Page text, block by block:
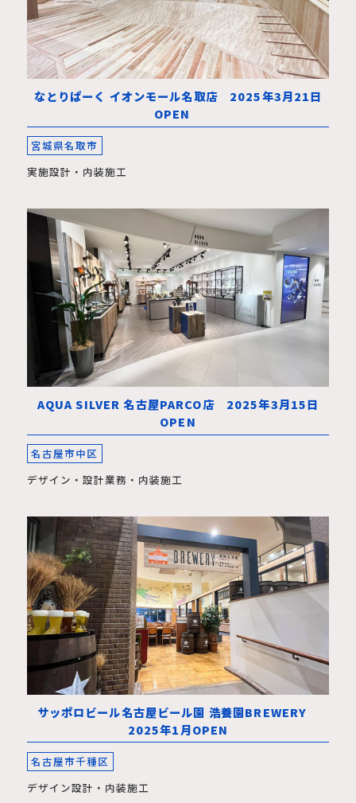
なとりぱーく イオンモール名取店 2025年3月21日
OPEN
宮城県名取市
実施設計・内装施工
AQUA SILVER 名古屋PARCO店 2025年3月15日
OPEN
名古屋市中区
デザイン・設計業務・内装施工
サッポロビール名古屋ビール園 浩養園BREWERY
2025年1月OPEN
名古屋市千種区
デザイン設計・内装施工